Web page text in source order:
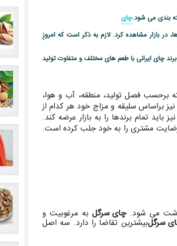
بندی می شود.چای
بازار مشاهده کرد. لازم به ذکر است که امروزِ
چای ایرانی با طعم های مختلف و متفاوت تولید
برحسب فصل تولید، منطقه، آب و هوا،
براساس سلیقه و مزاج خود هر کدام از
تمام برندها را به بازار عرضه کند.
رضایت مشتری را به خود جلب کرده است.
می شود.چای سرگل به مرغوبیت و
سرگلبیشترین تقاضا را دارد. سه اصل